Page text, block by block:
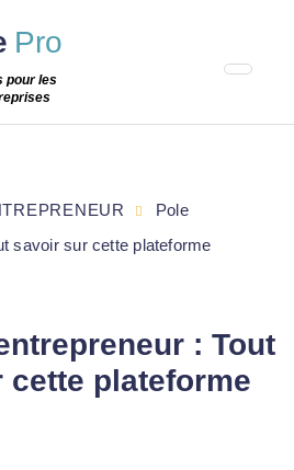
Pro
pour les
: Tout
cette plateforme
Pole
savoir sur cette plateforme